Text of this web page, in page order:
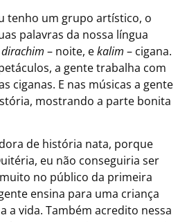
tenho um grupo artístico, o
palavras da nossa língua
dirachim – noite, ekalim – cigana.
a gente trabalha com
ciganas. E nas músicas a gente
mostrando a parte bonita
de história nata, porque
eu não conseguiria ser
no público da primeira
ensina para uma criança
a vida. Também acredito nessa